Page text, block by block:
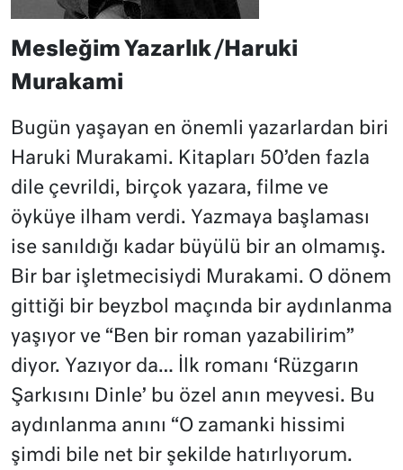
Mesleğim Yazarlık /Haruki
Murakami
Bugün yaşayan en önemli yazarlardan biri
Haruki Murakami. Kitapları 50’den fazla
dile çevrildi, birçok yazara, filme ve
öyküye ilham verdi. Yazmaya başlaması
ise sanıldığı kadar büyülü bir an olmamış.
Bir bar işletmecisiydi Murakami. O dönem
gittiği bir beyzbol maçında bir aydınlanma
yaşıyor ve “Ben bir roman yazabilirim”
diyor. Yazıyor da… İlk romanı ‘Rüzgarın
Şarkısını Dinle’ bu özel anın meyvesi. Bu
aydınlanma anını “O zamanki hissimi
şimdi bile net bir şekilde hatırlıyorum.